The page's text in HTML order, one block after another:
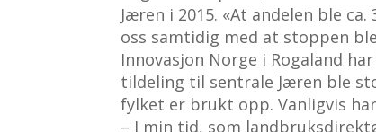
Jæren i 2015. «At andelen ble
oss samtidig med at stoppen
Innovasjon Norge i Rogaland
tildeling til sentrale Jæren ble
fylket er brukt opp. Vanligvis
– I min tid, som